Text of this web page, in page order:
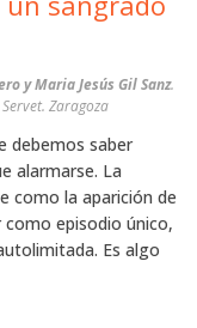
y Maria Jesús Gil Sanz.
Zaragoza
debemos saber
alarmarse. La
como la aparición de
como episodio único,
Es algo